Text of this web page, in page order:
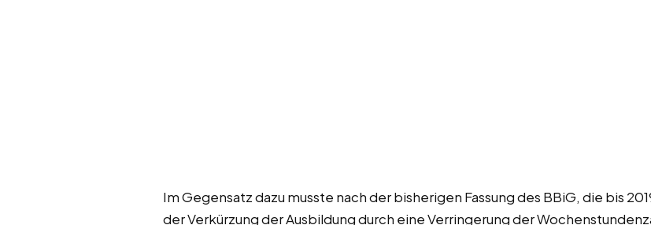
Im Gegensatz dazu musste nach der bisherigen Fassung des BBiG, die bis
der Verkürzung der Ausbildung durch eine Verringerung der